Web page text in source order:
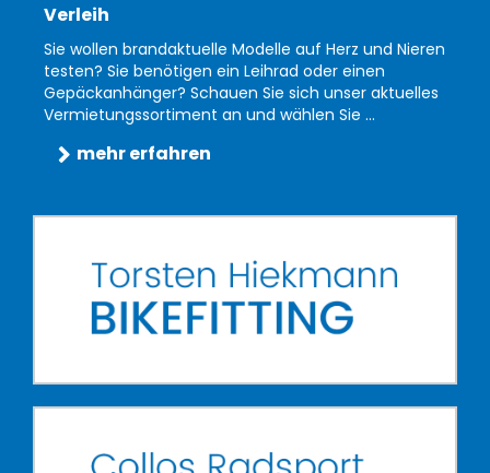
Verleih
Sie wollen brandaktuelle Modelle auf Herz und Nieren
testen? Sie benötigen ein Leihrad oder einen
Gepäckanhänger? Schauen Sie sich unser aktuelles
Vermietungssortiment an und wählen Sie ...
mehr erfahren